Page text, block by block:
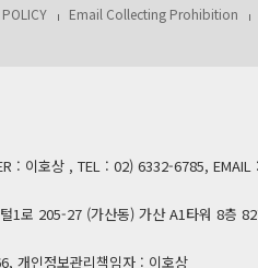
Email Collecting Prohibition
: 이호상 , TEL : 02) 6332-6785, EMAIL
1로 205-27 (가산동) 가산 A1타워 8층
개인정보관리책임자 : 이호상